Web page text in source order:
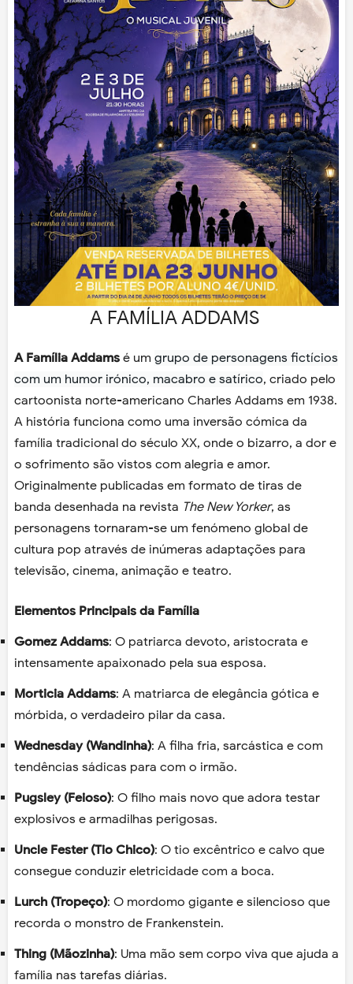
A FAMÍLIA ADDAMS
A Família Addams é um grupo de personagens fictícios
com um humor irónico, macabro e satírico, criado pelo
cartoonista norte-americano Charles Addams em 1938.
A história funciona como uma inversão cómica da
família tradicional do século XX, onde o bizarro, a dor e
o sofrimento são vistos com alegria e amor.
Originalmente publicadas em formato de tiras de
banda desenhada na revista The New Yorker, as
personagens tornaram-se um fenómeno global de
cultura pop através de inúmeras adaptações para
televisão, cinema, animação e teatro.
Elementos Principais da Família
Gomez Addams: O patriarca devoto, aristocrata e
intensamente apaixonado pela sua esposa.
Morticia Addams: A matriarca de elegância gótica e
mórbida, o verdadeiro pilar da casa.
Wednesday (Wandinha): A filha fria, sarcástica e com
tendências sádicas para com o irmão.
Pugsley (Feioso): O filho mais novo que adora testar
explosivos e armadilhas perigosas.
Uncle Fester (Tio Chico): O tio excêntrico e calvo que
consegue conduzir eletricidade com a boca.
Lurch (Tropeço): O mordomo gigante e silencioso que
recorda o monstro de Frankenstein.
Thing (Mãozinha): Uma mão sem corpo viva que ajuda a
família nas tarefas diárias.